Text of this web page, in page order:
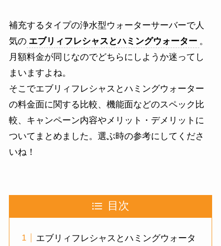
補充するタイプの浄水型ウォーターサーバーで人
気の エブリィフレシャスとハミングウォーター 。
月額料金が同じなのでどちらにしようか迷ってし
まいますよね。
そこでエブリィフレシャスとハミングウォーター
の料金面に関する比較、機能面などのスペック比
較、キャンペーン内容やメリット・デメリットに
ついてまとめました。選ぶ時の参考にしてくださ
いね！
目次
エブリィフレシャスとハミングウォータ